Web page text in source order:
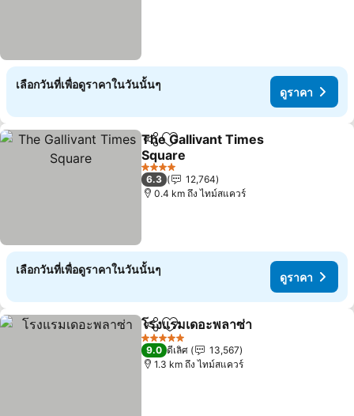
เลือกวันที่เพื่อดูราคาในวันนั้นๆ
ดูราคา
แชร์ เพิ่มในรายการโปรด
The Gallivant Times
Square
ดูราคา
4 ดาว
6.3
12,764
0.4 km ถึง ไทม์สแควร์
เลือกวันที่เพื่อดูราคาในวันนั้นๆ
ดูราคา
แชร์ เพิ่มในรายการโปรด
โรงแรมเดอะพลาซ่า
5 ดาว
9.0 ดีเลิศ
13,567
1.3 km ถึง ไทม์สแควร์